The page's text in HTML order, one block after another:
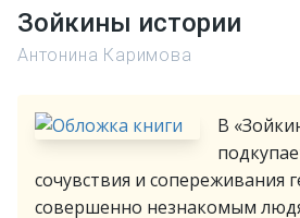
Зойкины истории
Антонина Каримова
В
сочувствия и сопереживания
совершенно незнакомым